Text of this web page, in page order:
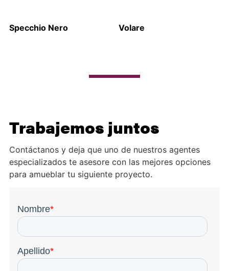
Specchio Nero Volare
Trabajemos juntos
Contáctanos y deja que uno de nuestros agentes
especializados te asesore con las mejores opciones
para amueblar tu siguiente proyecto.